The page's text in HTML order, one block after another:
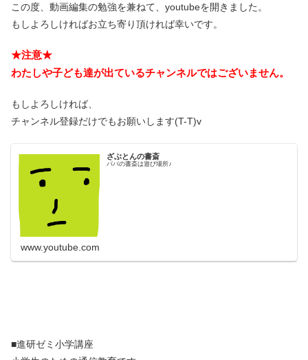
この度、動画編集の勉強を兼ねて、youtubeを開きました。
もしよろしければお立ち寄り頂ければ幸いです。
★注意★
わたしや子ども達が出ているチャンネルではございません。
もしよろしければ、
チャンネル登録だけでもお願いします(T-T)v
ざぶとんの書斎
パパの書斎は遊び場所♪
www.youtube.com
■進研ゼミ小学講座